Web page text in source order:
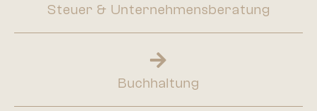
Steuer & Unternehmensberatung
Buchhaltung